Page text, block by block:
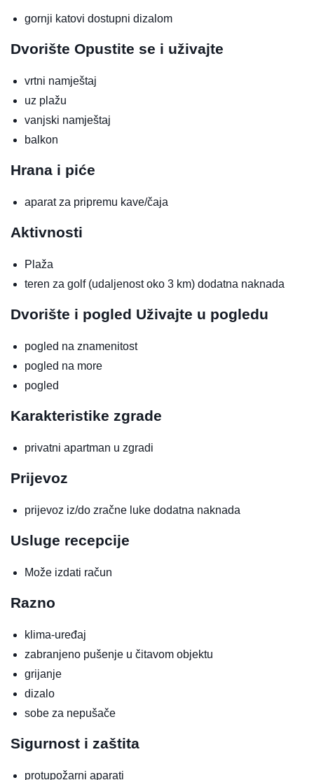
gornji katovi dostupni dizalom
Dvorište Opustite se i uživajte
vrtni namještaj
uz plažu
vanjski namještaj
balkon
Hrana i piće
aparat za pripremu kave/čaja
Aktivnosti
Plaža
teren za golf (udaljenost oko 3 km) dodatna naknada
Dvorište i pogled Uživajte u pogledu
pogled na znamenitost
pogled na more
pogled
Karakteristike zgrade
privatni apartman u zgradi
Prijevoz
prijevoz iz/do zračne luke dodatna naknada
Usluge recepcije
Može izdati račun
Razno
klima-uređaj
zabranjeno pušenje u čitavom objektu
grijanje
dizalo
sobe za nepušače
Sigurnost i zaštita
protupožarni aparati